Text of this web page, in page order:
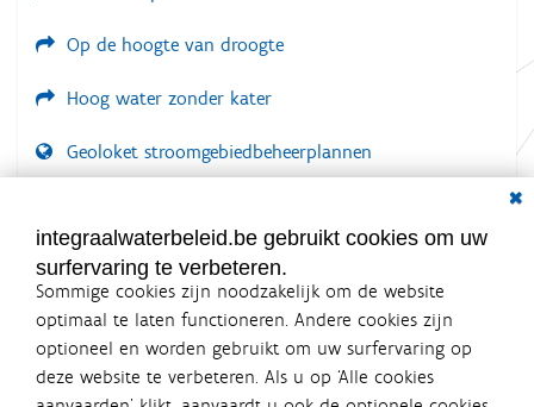
Op de hoogte van droogte
Hoog water zonder kater
Geoloket stroomgebiedbeheerplannen
LOGIN VEREIST
integraalwaterbeleid.be gebruikt cookies om uw
surfervaring te verbeteren.
Sommige cookies zijn noodzakelijk om de website
optimaal te laten functioneren. Andere cookies zijn
optioneel en worden gebruikt om uw surfervaring op
deze website te verbeteren. Als u op ‘Alle cookies
Integraalwaterbeleid.be is een
officiële website van de Vlaamse